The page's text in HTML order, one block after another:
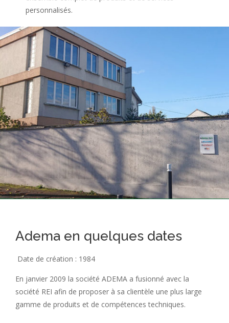
personnalisés.
Adema en quelques dates
Date de création : 1984
En janvier 2009 la société ADEMA a fusionné avec la
société REI afin de proposer à sa clientèle une plus large
gamme de produits et de compétences techniques.